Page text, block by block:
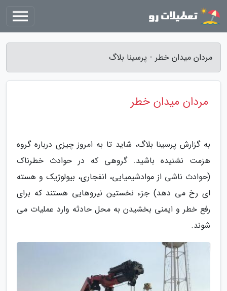
مردان میدان خطر - پرسینا بلاگ
مردان میدان خطر
به گزارش پرسینا بلاگ، شاید تا به امروز چیزی درباره گروه
هزمت نشنیده باشید. گروهی که در حوادث خطرناک
(حوادث ناشی از موادشیمیایی، انفجاری، بیولوژیک و هسته
ای رخ می دهد) جزء نخستین نیروهایی هستند که برای
رفع خطر و ایمنی بخشیدن به محل حادثه وارد عملیات می
شوند.